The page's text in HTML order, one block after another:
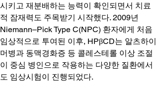
시키고 재분배하는 능력이 확인되면서 치료
적 잠재력도 주목받기 시작했다. 2009년
Niemann–Pick Type C(NPC) 환자에게 처음
임상적으로 투여된 이후, HPβCD는 알츠하이
머병과 동맥경화증 등 콜레스테롤 이상 조절
이 중심 병인으로 작용하는 다양한 질환에서
도 임상시험이 진행되었다.